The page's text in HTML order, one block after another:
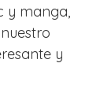
y manga,
y